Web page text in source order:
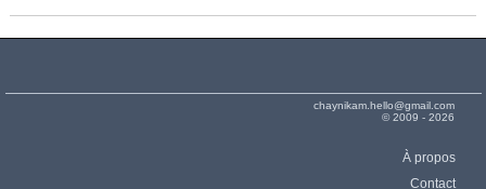
chaynikam.hello@gmail.com
© 2009 - 2026
À propos
Contact